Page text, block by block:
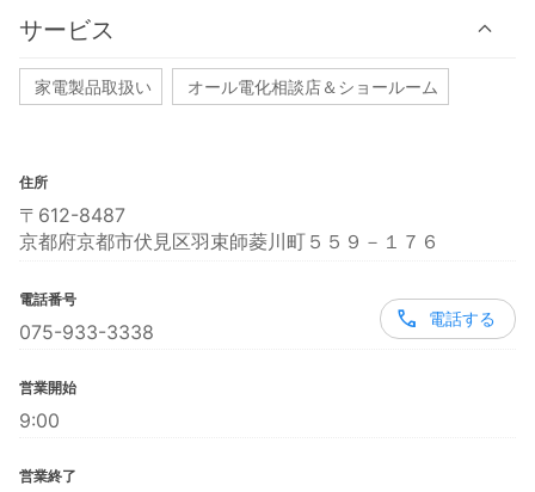
サービス
家電製品取扱い オール電化相談店＆ショールーム
住所
〒612-8487
京都府京都市伏見区羽束師菱川町５５９－１７６
電話番号
075-933-3338
電話する
営業開始
9:00
営業終了